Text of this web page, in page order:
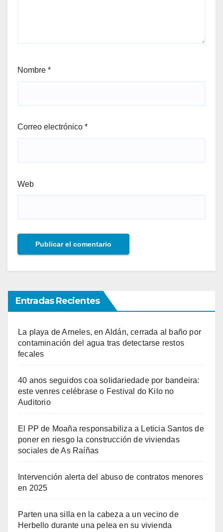
Nombre *
Correo electrónico *
Web
Entradas Recientes
La playa de Arneles, en Aldán, cerrada al baño por
contaminación del agua tras detectarse restos
fecales
40 anos seguidos coa solidariedade por bandeira:
este venres celébrase o Festival do Kilo no
Auditorio
El PP de Moaña responsabiliza a Leticia Santos de
poner en riesgo la construcción de viviendas
sociales de As Raíñas
Intervención alerta del abuso de contratos menores
en 2025
Parten una silla en la cabeza a un vecino de
Herbello durante una pelea en su vivienda